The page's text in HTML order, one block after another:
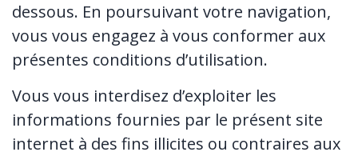
dessous. En poursuivant votre navigation,
vous vous engagez à vous conformer aux
présentes conditions d’utilisation.
Vous vous interdisez d’exploiter les
informations fournies par le présent site
internet à des fins illicites ou contraires aux